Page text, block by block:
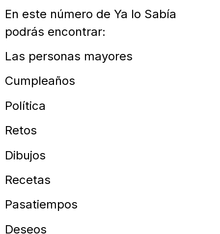
En este número de Ya lo Sabía
podrás encontrar:
Las personas mayores
Cumpleaños
Política
Retos
Dibujos
Recetas
Pasatiempos
Deseos